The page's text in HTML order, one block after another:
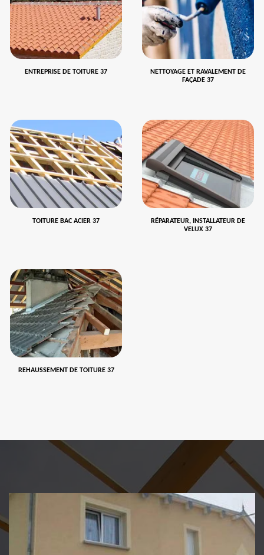
ENTREPRISE DE TOITURE 37
NETTOYAGE ET RAVALEMENT DE
FAÇADE 37
TOITURE BAC ACIER 37
RÉPARATEUR, INSTALLATEUR DE
VELUX 37
REHAUSSEMENT DE TOITURE 37